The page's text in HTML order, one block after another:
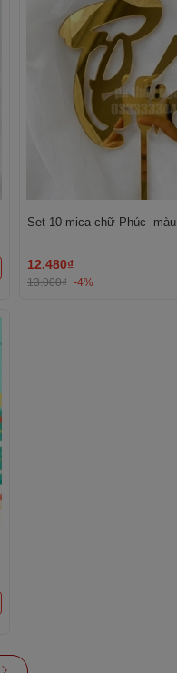
Set 10 mica chữ Phúc -
12.480₫
13.000₫ -4%